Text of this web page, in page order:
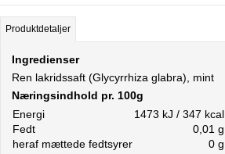
Produktdetaljer
Ingredienser
Ren lakridssaft (Glycyrrhiza glabra), mint
Næringsindhold pr. 100g
Energi
1473 kJ / 347 kcal
Fedt
0,01 g
heraf mættede fedtsyrer
0 g